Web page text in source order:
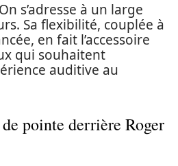
s’adresse à un large
Sa flexibilité, couplée à
en fait l’accessoire
qui souhaitent
auditive au
pointe derrière Roger